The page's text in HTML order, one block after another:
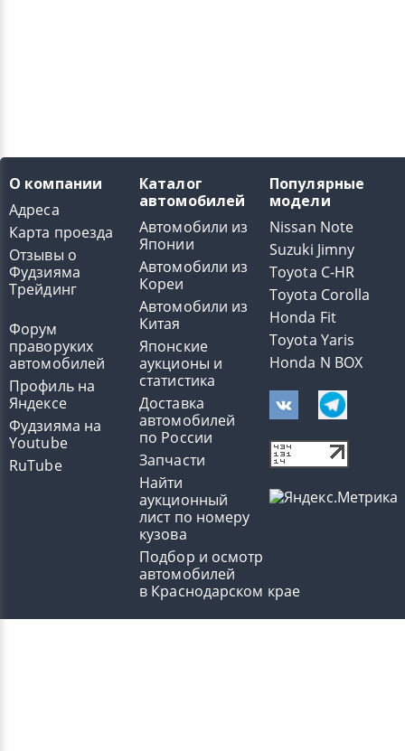
О компании
Адреса
Карта проезда
Отзывы о
Фудзияма
Трейдинг
Форум
праворуких
автомобилей
Профиль на
Яндексе
Фудзияма на
Youtube
RuTube
Каталог
автомобилей
Автомобили из
Японии
Автомобили из
Кореи
Автомобили из
Китая
Японские
аукционы и
статистика
Доставка
автомобилей
по России
Запчасти
Найти
аукционный
лист по номеру
кузова
Подбор и осмотр
автомобилей
в Краснодарском крае
Популярные
модели
Nissan Note
Suzuki Jimny
Toyota C-HR
Toyota Corolla
Honda Fit
Toyota Yaris
Honda N BOX